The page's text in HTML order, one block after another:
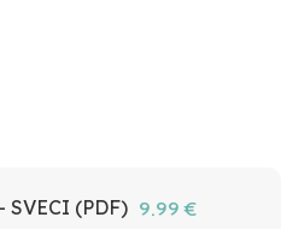
SVECI (PDF) 9.99€